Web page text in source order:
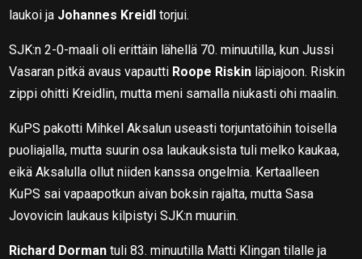
laukoi ja Johannes Kreidl torjui.
SJK:n 2-0-maali oli erittäin lähellä 70. minuutilla, kun Jussi
Vasaran pitkä avaus vapautti Roope Riskin läpiajoon. Riskin
zippi ohitti Kreidlin, mutta meni samalla niukasti ohi maalin.
KuPS pakotti Mihkel Aksalun useasti torjuntatöihin toisella
puoliajalla, mutta suurin osa laukauksista tuli melko kaukaa,
eikä Aksalulla ollut niiden kanssa ongelmia. Kertaalleen
KuPS sai vapaapotkun aivan boksin rajalta, mutta Sasa
Jovovicin laukaus kilpistyi SJK:n muuriin.
Richard Dorman tuli 83. minuutilla Matti Klingan tilalle ja